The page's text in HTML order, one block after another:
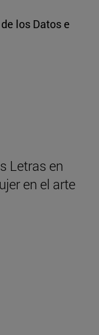
los Datos e
Letras en
en el arte